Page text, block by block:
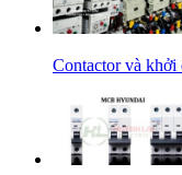
Contactor và khởi